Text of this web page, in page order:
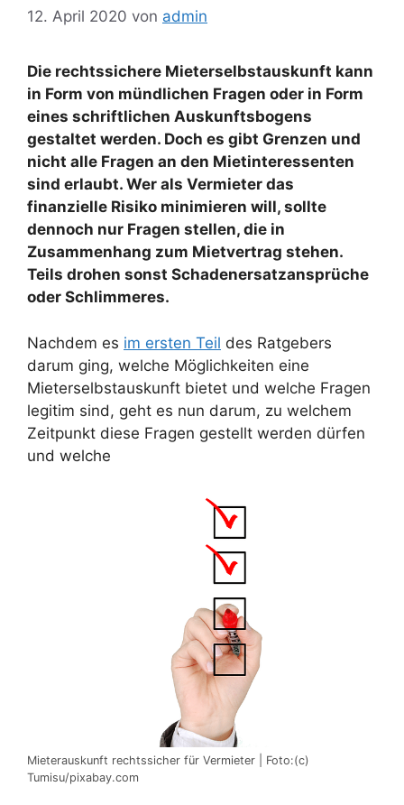
12. April 2020 von admin
Die rechtssichere Mieterselbstauskunft kann
in Form von mündlichen Fragen oder in Form
eines schriftlichen Auskunftsbogens
gestaltet werden. Doch es gibt Grenzen und
nicht alle Fragen an den Mietinteressenten
sind erlaubt. Wer als Vermieter das
finanzielle Risiko minimieren will, sollte
dennoch nur Fragen stellen, die in
Zusammenhang zum Mietvertrag stehen.
Teils drohen sonst Schadenersatzansprüche
oder Schlimmeres.
Nachdem es im ersten Teil des Ratgebers
darum ging, welche Möglichkeiten eine
Mieterselbstauskunft bietet und welche Fragen
legitim sind, geht es nun darum, zu welchem
Zeitpunkt diese Fragen gestellt werden dürfen
und welche
Mieterauskunft rechtssicher für Vermieter | Foto:(c)
Tumisu/pixabay.com